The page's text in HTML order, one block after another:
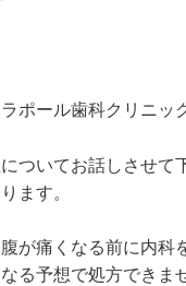
ポール歯科クリニッ
ついてお話しさせて
ます。
が痛くなる前に内科
る予想で処方できま